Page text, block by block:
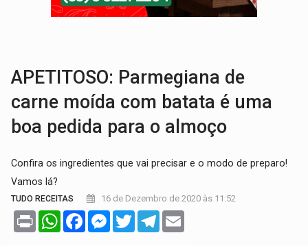
BARGANHA:Vai comprar celular usado? Veja como consultar o
APETITOSO: Parmegiana de
carne moída com batata é uma
boa pedida para o almoço
Confira os ingredientes que vai precisar e o modo de preparo!
Vamos lá?
TUDO RECEITAS 16 de Dezembro de 2020 às 11:52
Print WhatsAppFacebookMessenger
TwitterTelegram